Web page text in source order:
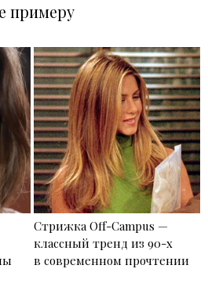
примеру
Стрижка Off-Campus —
классный тренд из 90-х
в современном прочтении